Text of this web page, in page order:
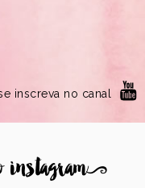
inscreva no canal
instagram9